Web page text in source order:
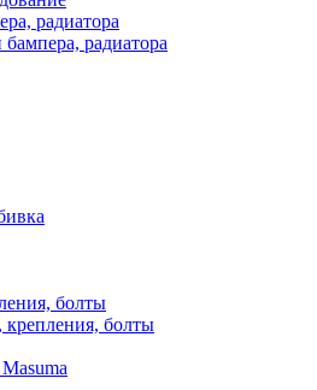
радиатора
радиатора
болты
болты